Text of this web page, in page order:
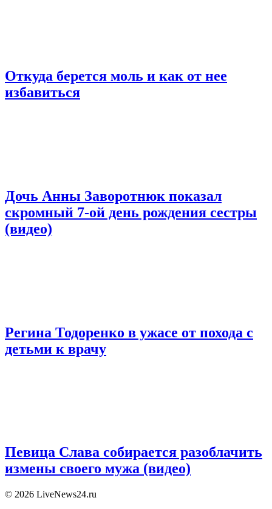
Откуда берется моль и как от нее
избавиться
Дочь Анны Заворотнюк показал
скромный 7-ой день рождения сестры
(видео)
Регина Тодоренко в ужасе от похода с
детьми к врачу
Певица Слава собирается разоблачить
измены своего мужа (видео)
© 2026 LiveNews24.ru